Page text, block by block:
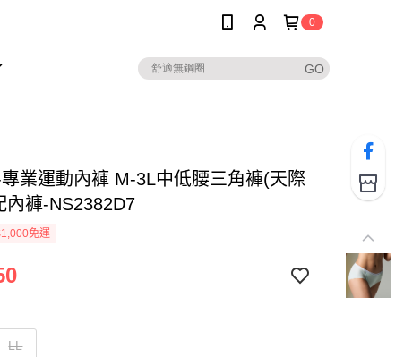
0
業運動內褲 M-3L中低腰三角褲(天際
內褲-NS2382D7
免運
LL